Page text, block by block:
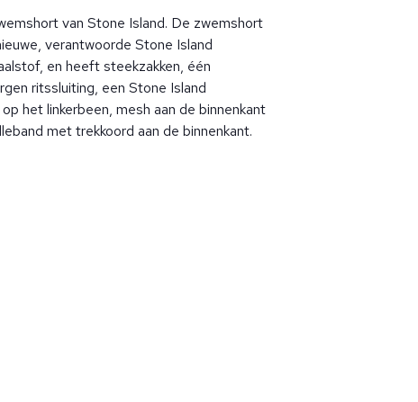
van Stone Island. De zwemshort
verantwoorde Stone Island
en heeft steekzakken, één
ritssluiting, een Stone Island
het linkerbeen, mesh aan de binnenkant
met trekkoord aan de binnenkant.